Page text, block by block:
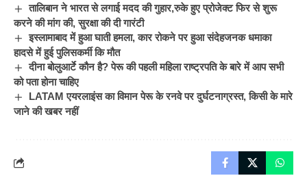
तालिबान ने भारत से लगाई मदद की गुहार,रुके हुए प्रोजेक्ट फिर से शुरू
करने की मांग की, सुरक्षा की दी गारंटी
इस्लामाबाद में हुआ घाती हमला, कार रोकने पर हुआ संदेहजनक धमाका
हादसे में हुई पुलिसकर्मी कि मौत
दीना बोलुआर्टे कौन है? पेरू की पहली महिला राष्ट्रपति के बारे में आप सभी
को पता होना चाहिए
LATAM एयरलाइंस का विमान पेरू के रनवे पर दुर्घटनाग्रस्त, किसी के मारे
जाने की खबर नहीं